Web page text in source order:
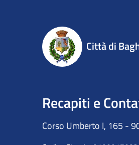
Città di
Recapiti e
Corso Umberto I, 165 -